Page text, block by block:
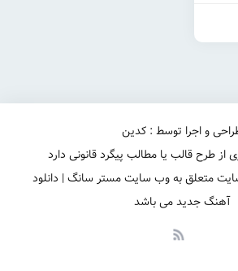
و اجرا توسط : کدین
از طرح قالب یا مطالب پیگرد قانونی دارد
متعلق به وب سایت مستر سانگ | دانلود
آهنگ جدید می باشد